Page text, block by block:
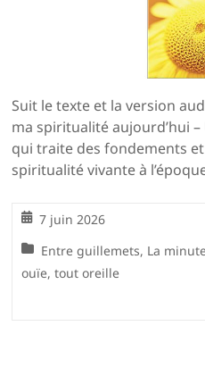
Suit le texte et la version
ma spiritualité aujourd’hui
qui traite des fondements
spiritualité vivante à
7 juin 2026
Entre guillemets, La
ouïe, tout oreille